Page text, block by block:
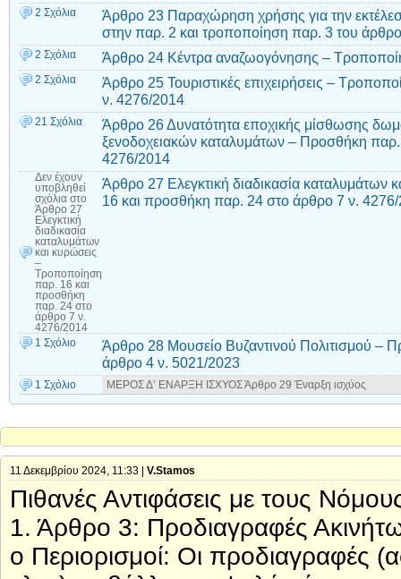
2 Σχόλια
Άρθρο 23 Παραχώρηση χρήσης για την
στην παρ. 2 και τροποποίηση παρ. 3 του
2 Σχόλια Άρθρο 24 Κέντρα αναζωογόνησης –
2 Σχόλια
Άρθρο 25 Τουριστικές επιχειρήσεις –
ν. 4276/2014
21 Σχόλια
Άρθρο 26 Δυνατότητα εποχικής μίσθωσης
ξενοδοχειακών καταλυμάτων – Προσθήκη
4276/2014
Δεν έχουν
υποβληθεί
σχόλια στο
Άρθρο 27
Ελεγκτική
διαδικασία
καταλυμάτων
και κυρώσεις
–
Τροποποίηση
παρ. 16 και
προσθήκη
παρ. 24 στο
άρθρο 7 ν.
4276/2014
Άρθρο 27 Ελεγκτική διαδικασία
16 και προσθήκη παρ. 24 στο άρθρο 7 ν.
1 Σχόλιο
Άρθρο 28 Μουσείο Βυζαντινού Πολιτισμού –
άρθρο 4 ν. 5021/2023
1 Σχόλιο ΜΕΡΟΣ Δ’ ΕΝΑΡΞΗ ΙΣΧΥΟΣ Άρθρο 29 Έναρξη ισχύος
11 Δεκεμβρίου 2024, 11:33 | V.Stamos
Πιθανές Αντιφάσεις με τους
1. Άρθρο 3: Προδιαγραφές
o Περιορισμοί: Οι προδιαγραφές